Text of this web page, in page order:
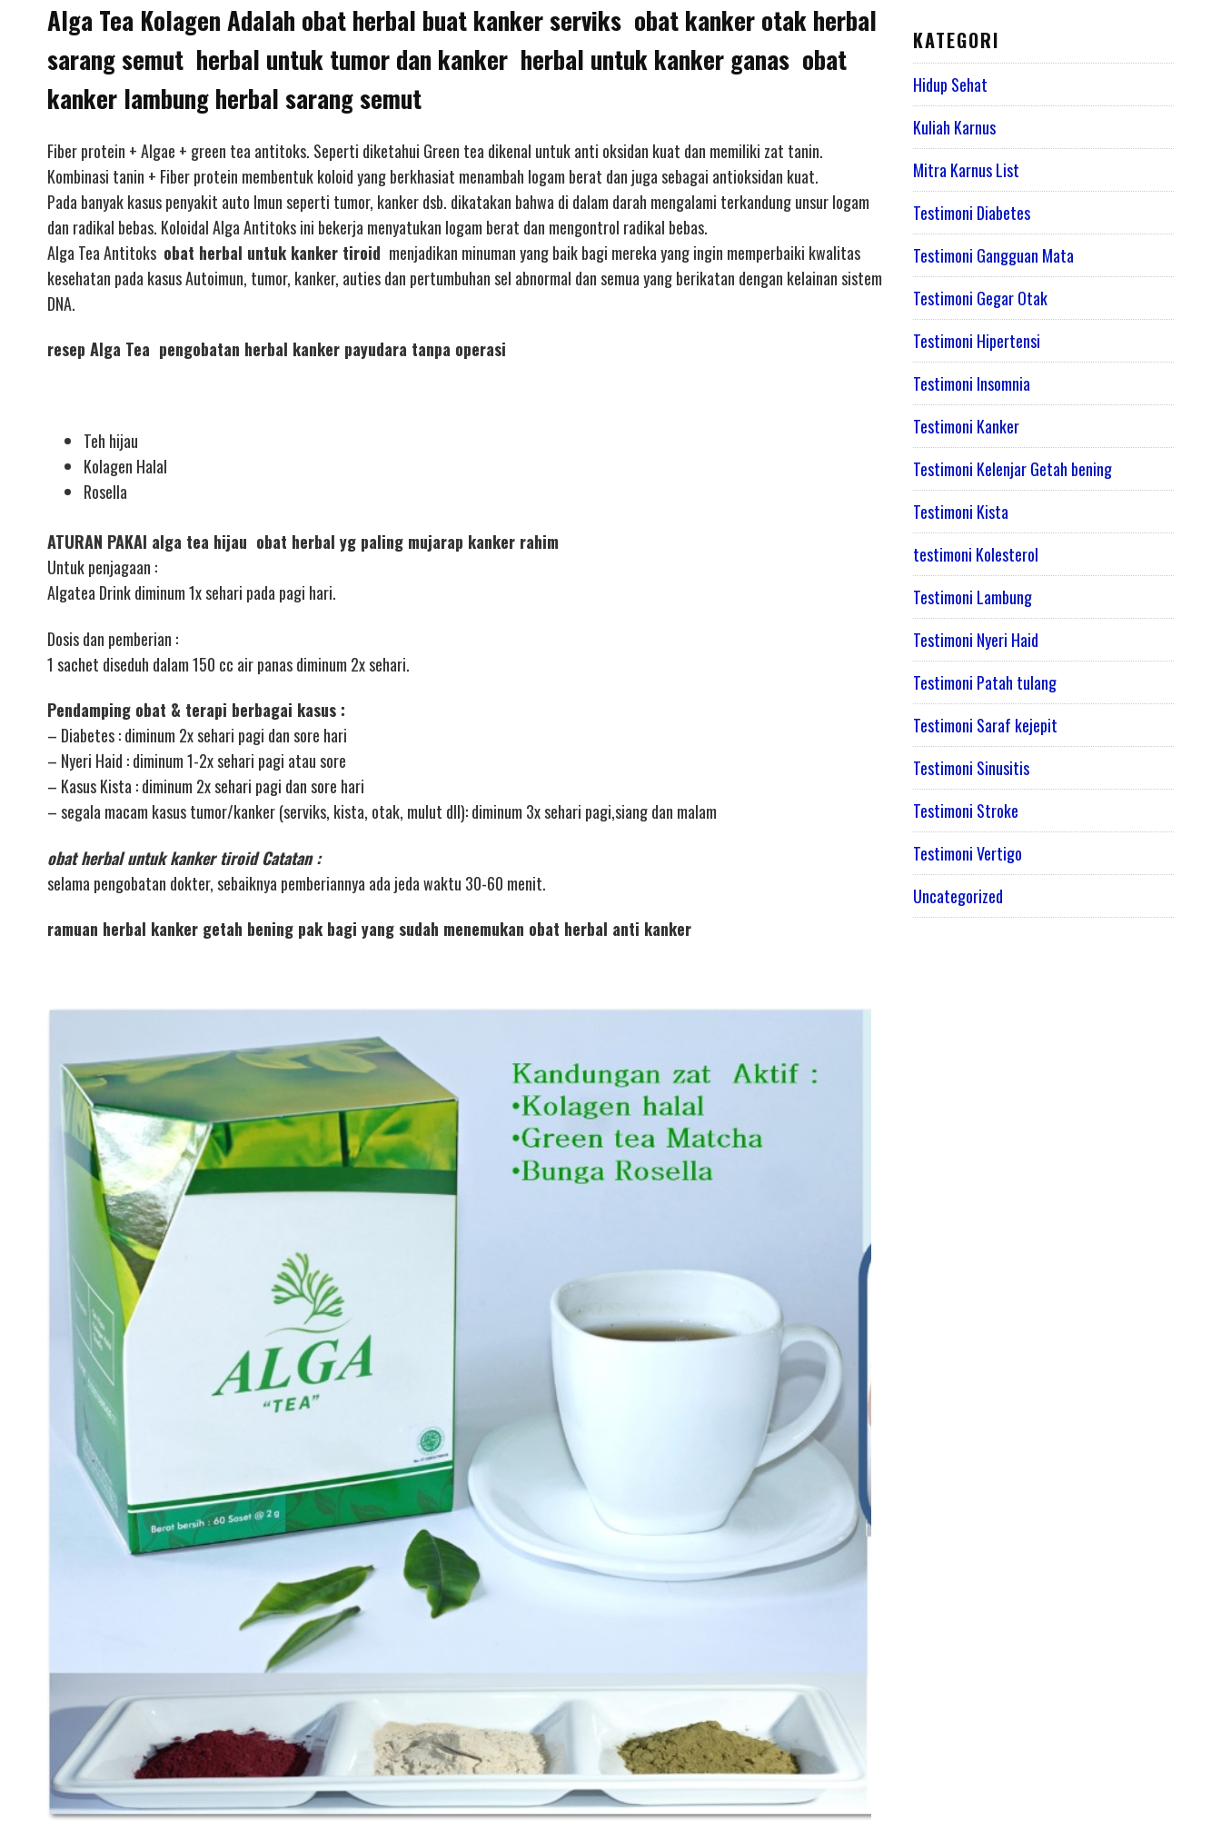
Alga Tea Kolagen Adalah obat herbal buat kanker serviks obat kanker otak herbal
sarang semut herbal untuk tumor dan kanker herbal untuk kanker ganas obat
kanker lambung herbal sarang semut
Fiber protein + Algae + green tea antitoks. Seperti diketahui Green tea dikenal untuk anti oksidan kuat dan memiliki zat tanin.
Kombinasi tanin + Fiber protein membentuk koloid yang berkhasiat menambah logam berat dan juga sebagai antioksidan kuat.
Pada banyak kasus penyakit auto Imun seperti tumor, kanker dsb. dikatakan bahwa di dalam darah mengalami terkandung unsur logam
dan radikal bebas. Koloidal Alga Antitoks ini bekerja menyatukan logam berat dan mengontrol radikal bebas.
Alga Tea Antitoks obat herbal untuk kanker tiroid menjadikan minuman yang baik bagi mereka yang ingin memperbaiki kwalitas
kesehatan pada kasus Autoimun, tumor, kanker, auties dan pertumbuhan sel abnormal dan semua yang berikatan dengan kelainan sistem
DNA.
resep Alga Tea pengobatan herbal kanker payudara tanpa operasi
Teh hijau
Kolagen Halal
Rosella
ATURAN PAKAI alga tea hijau obat herbal yg paling mujarap kanker rahim
Untuk penjagaan :
Algatea Drink diminum 1x sehari pada pagi hari.
Dosis dan pemberian :
1 sachet diseduh dalam 150 cc air panas diminum 2x sehari.
Pendamping obat & terapi berbagai kasus :
– Diabetes : diminum 2x sehari pagi dan sore hari
– Nyeri Haid : diminum 1-2x sehari pagi atau sore
– Kasus Kista : diminum 2x sehari pagi dan sore hari
– segala macam kasus tumor/kanker (serviks, kista, otak, mulut dll): diminum 3x sehari pagi,siang dan malam
obat herbal untuk kanker tiroid Catatan :
selama pengobatan dokter, sebaiknya pemberiannya ada jeda waktu 30-60 menit.
ramuan herbal kanker getah bening pak bagi yang sudah menemukan obat herbal anti kanker
KATEGORI
Hidup Sehat
Kuliah Karnus
Mitra Karnus List
Testimoni Diabetes
Testimoni Gangguan Mata
Testimoni Gegar Otak
Testimoni Hipertensi
Testimoni Insomnia
Testimoni Kanker
Testimoni Kelenjar Getah bening
Testimoni Kista
testimoni Kolesterol
Testimoni Lambung
Testimoni Nyeri Haid
Testimoni Patah tulang
Testimoni Saraf kejepit
Testimoni Sinusitis
Testimoni Stroke
Testimoni Vertigo
Uncategorized